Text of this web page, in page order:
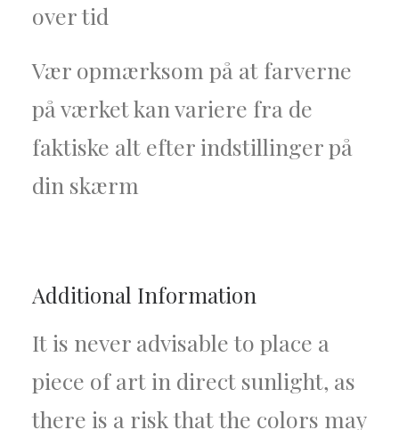
over tid
Vær opmærksom på at farverne
på værket kan variere fra de
faktiske alt efter indstillinger på
din skærm
Additional Information
It is never advisable to place a
piece of art in direct sunlight, as
there is a risk that the colors may